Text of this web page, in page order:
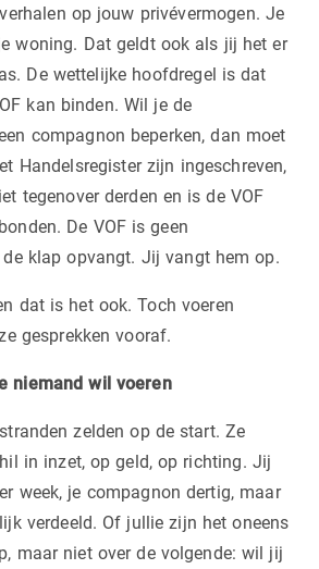
op jouw privévermogen. Je
woning. Dat geldt ook als jij het er
De wettelijke hoofdregel is dat
kan binden. Wil je de
compagnon beperken, dan moet
Handelsregister zijn ingeschreven,
tegenover derden en is de VOF
De VOF is geen
de klap opvangt. Jij vangt hem op.
dat is het ook. Toch voeren
gesprekken vooraf.
niemand wil voeren
zelden op de start. Ze
in inzet, op geld, op richting. Jij
week, je compagnon dertig, maar
verdeeld. Of jullie zijn het oneens
maar niet over de volgende: wil jij